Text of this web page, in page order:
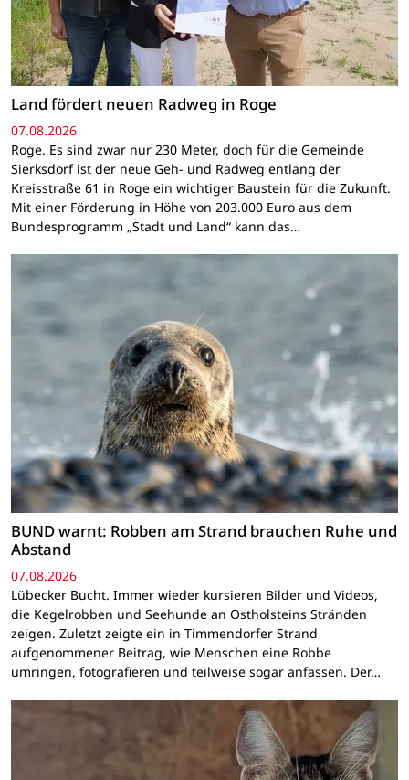
Land fördert neuen Radweg in Roge
07.08.2026
Roge. Es sind zwar nur 230 Meter, doch für die Gemeinde
Sierksdorf ist der neue Geh- und Radweg entlang der
Kreisstraße 61 in Roge ein wichtiger Baustein für die Zukunft.
Mit einer Förderung in Höhe von 203.000 Euro aus dem
Bundesprogramm „Stadt und Land“ kann das…
BUND warnt: Robben am Strand brauchen Ruhe und
Abstand
07.08.2026
Lübecker Bucht. Immer wieder kursieren Bilder und Videos,
die Kegelrobben und Seehunde an Ostholsteins Stränden
zeigen. Zuletzt zeigte ein in Timmendorfer Strand
aufgenommener Beitrag, wie Menschen eine Robbe
umringen, fotografieren und teilweise sogar anfassen. Der…